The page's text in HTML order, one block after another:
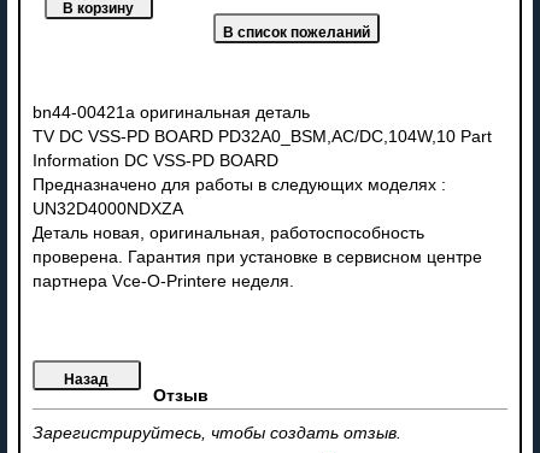
bn44-00421a оригинальная деталь
TV DC VSS-PD BOARD PD32A0_BSM,AC/DC,104W,10 Part
Information DC VSS-PD BOARD
Предназначено для работы в следующих моделях :
UN32D4000NDXZA
Деталь новая, оригинальная, работоспособность
проверена. Гарантия при установке в сервисном центре
партнера Vce-O-Printere неделя.
Отзыв
Зарегистрируйтесь, чтобы создать отзыв.